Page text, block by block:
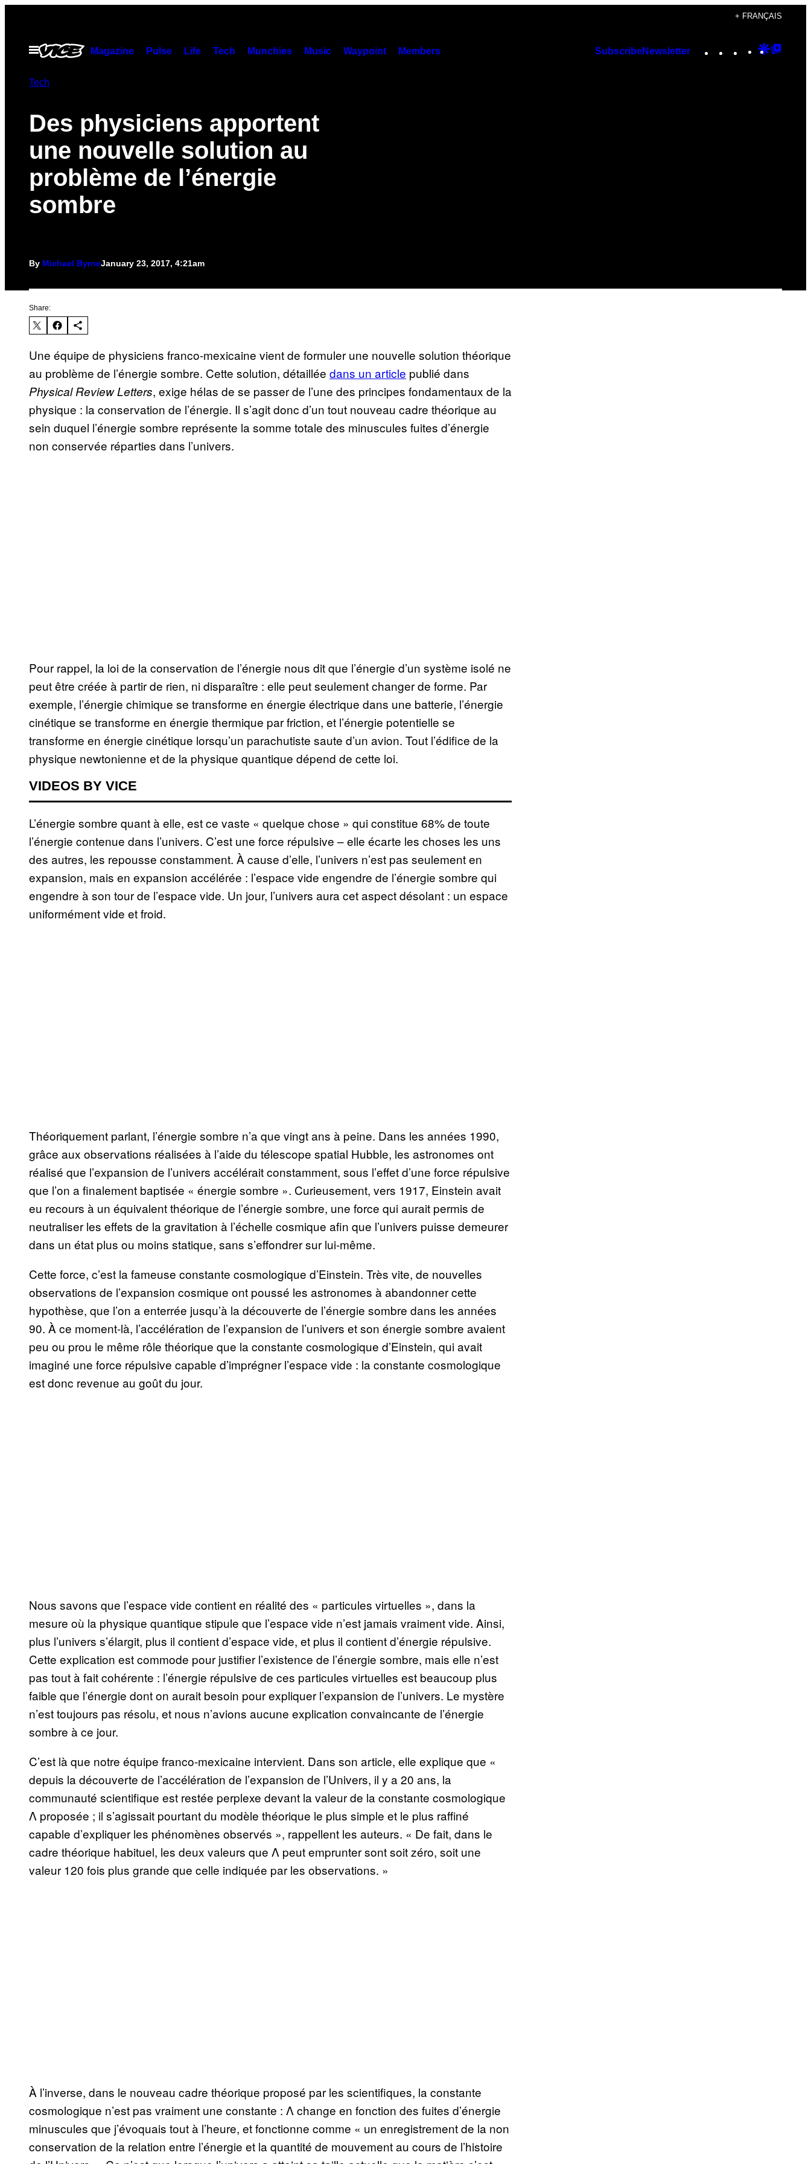
content
+ FRANÇAIS
Open
Menu
Magazine Pulse Life Tech Munchies Music Waypoint Members SubscribeNewsletter Instagram
TikTok
YouTube
Google
Tech
Des physiciens apportent
une nouvelle solution au
problème de l’énergie
sombre
By Michael ByrneJanuary 23, 2017, 4:21am
Share:
Une équipe de physiciens franco-mexicaine vient de formuler une nouvelle solution théorique
au problème de l’énergie sombre. Cette solution, détaillée dans un article publié dans
Physical Review Letters, exige hélas de se passer de l’une des principes fondamentaux de la
physique : la conservation de l’énergie. Il s’agit donc d’un tout nouveau cadre théorique au
sein duquel l’énergie sombre représente la somme totale des minuscules fuites d’énergie
non conservée réparties dans l’univers.
Pour rappel, la loi de la conservation de l’énergie nous dit que l’énergie d’un système isolé ne
peut être créée à partir de rien, ni disparaître : elle peut seulement changer de forme. Par
exemple, l’énergie chimique se transforme en énergie électrique dans une batterie, l’énergie
cinétique se transforme en énergie thermique par friction, et l’énergie potentielle se
transforme en énergie cinétique lorsqu’un parachutiste saute d’un avion. Tout l’édifice de la
physique newtonienne et de la physique quantique dépend de cette loi.
VIDEOS BY VICE
L’énergie sombre quant à elle, est ce vaste « quelque chose » qui constitue 68% de toute
l’énergie contenue dans l’univers. C’est une force répulsive – elle écarte les choses les uns
des autres, les repousse constamment. À cause d’elle, l’univers n’est pas seulement en
expansion, mais en expansion accélérée : l’espace vide engendre de l’énergie sombre qui
engendre à son tour de l’espace vide. Un jour, l’univers aura cet aspect désolant : un espace
uniformément vide et froid.
Théoriquement parlant, l’énergie sombre n’a que vingt ans à peine. Dans les années 1990,
grâce aux observations réalisées à l’aide du télescope spatial Hubble, les astronomes ont
réalisé que l’expansion de l’univers accélérait constamment, sous l’effet d’une force répulsive
que l’on a finalement baptisée « énergie sombre ». Curieusement, vers 1917, Einstein avait
eu recours à un équivalent théorique de l’énergie sombre, une force qui aurait permis de
neutraliser les effets de la gravitation à l’échelle cosmique afin que l’univers puisse demeurer
dans un état plus ou moins statique, sans s’effondrer sur lui-même.
Cette force, c’est la fameuse constante cosmologique d’Einstein. Très vite, de nouvelles
observations de l’expansion cosmique ont poussé les astronomes à abandonner cette
hypothèse, que l’on a enterrée jusqu’à la découverte de l’énergie sombre dans les années
90. À ce moment-là, l’accélération de l’expansion de l’univers et son énergie sombre avaient
peu ou prou le même rôle théorique que la constante cosmologique d’Einstein, qui avait
imaginé une force répulsive capable d’imprégner l’espace vide : la constante cosmologique
est donc revenue au goût du jour.
Nous savons que l’espace vide contient en réalité des « particules virtuelles », dans la
mesure où la physique quantique stipule que l’espace vide n’est jamais vraiment vide. Ainsi,
plus l’univers s’élargit, plus il contient d’espace vide, et plus il contient d’énergie répulsive.
Cette explication est commode pour justifier l’existence de l’énergie sombre, mais elle n’est
pas tout à fait cohérente : l’énergie répulsive de ces particules virtuelles est beaucoup plus
faible que l’énergie dont on aurait besoin pour expliquer l’expansion de l’univers. Le mystère
n’est toujours pas résolu, et nous n’avions aucune explication convaincante de l’énergie
sombre à ce jour.
C’est là que notre équipe franco-mexicaine intervient. Dans son article, elle explique que «
depuis la découverte de l’accélération de l’expansion de l’Univers, il y a 20 ans, la
communauté scientifique est restée perplexe devant la valeur de la constante cosmologique
Λ proposée ; il s’agissait pourtant du modèle théorique le plus simple et le plus raffiné
capable d’expliquer les phénomènes observés », rappellent les auteurs. « De fait, dans le
cadre théorique habituel, les deux valeurs que Λ peut emprunter sont soit zéro, soit une
valeur 120 fois plus grande que celle indiquée par les observations. »
À l’inverse, dans le nouveau cadre théorique proposé par les scientifiques, la constante
cosmologique n’est pas vraiment une constante : Λ change en fonction des fuites d’énergie
minuscules que j’évoquais tout à l’heure, et fonctionne comme « un enregistrement de la non
conservation de la relation entre l’énergie et la quantité de mouvement au cours de l’histoire